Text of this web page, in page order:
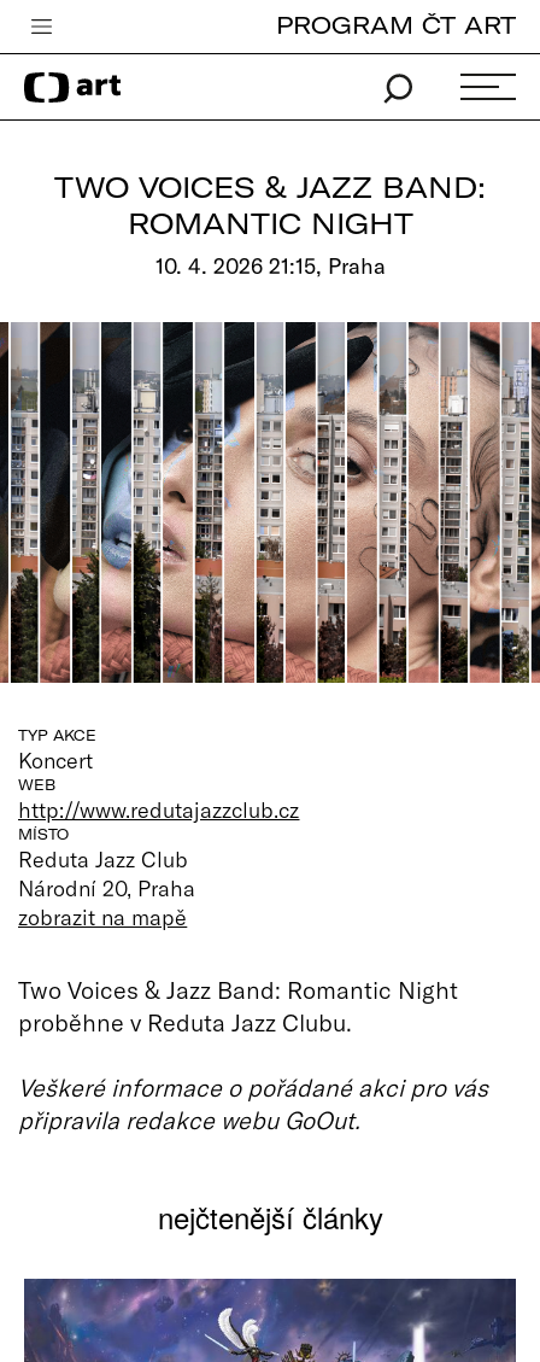
Česká televize
Zpravodajství
Vše o ČT
PROGRAM ČT ART
TWO VOICES & JAZZ BAND:
ROMANTIC NIGHT
10. 4. 2026 21:15, Praha
TYP AKCE
Koncert
WEB
http://www.redutajazzclub.cz
MÍSTO
Reduta Jazz Club
Národní 20, Praha
zobrazit na mapě
Two Voices & Jazz Band: Romantic Night
proběhne v Reduta Jazz Clubu.
Veškeré informace o pořádané akci pro vás
připravila redakce webu GoOut.
nejčtenější články